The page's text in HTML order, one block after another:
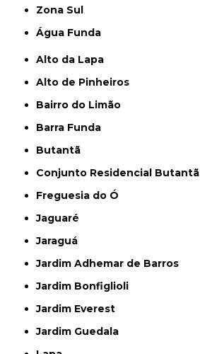
Zona Sul
Água Funda
Alto da Lapa
Alto de Pinheiros
Bairro do Limão
Barra Funda
Butantã
Conjunto Residencial Butantã
Freguesia do Ó
Jaguaré
Jaraguá
Jardim Adhemar de Barros
Jardim Bonfiglioli
Jardim Everest
Jardim Guedala